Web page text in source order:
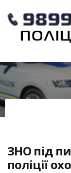
ЗНО під
поліції